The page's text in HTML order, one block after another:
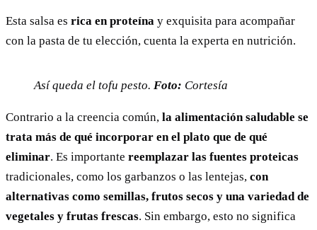
Esta salsa es rica en proteína y exquisita para acompañar
con la pasta de tu elección, cuenta la experta en nutrición.
Así queda el tofu pesto. Foto: Cortesía
Contrario a la creencia común, la alimentación saludable se
trata más de qué incorporar en el plato que de qué
eliminar. Es importante reemplazar las fuentes proteicas
tradicionales, como los garbanzos o las lentejas, con
alternativas como semillas, frutos secos y una variedad de
vegetales y frutas frescas. Sin embargo, esto no significa